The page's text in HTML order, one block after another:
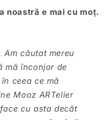
noastră e mai cu moț.
Am căutat mereu
mă înconjor de
ceea ce mă
Mooz ARTelier
cu asta decât